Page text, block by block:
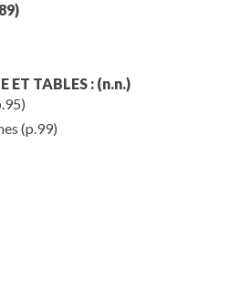
ET TABLES : (n.n.)
(p.99)